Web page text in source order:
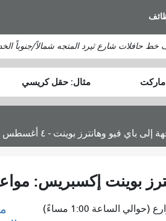
المحتوى
الرئيسي
حافلات شارع ثيرد المتجه شمالاً/جنوباً
البداية
كيف
أرغب
السفر
الساعة 1:00 مساءً)